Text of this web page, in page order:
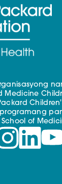
Medicine
of